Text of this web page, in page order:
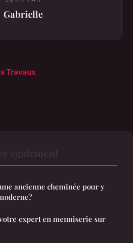
Gabrielle
Travaux
ancienne cheminée pour y
expert en menuiserie sur